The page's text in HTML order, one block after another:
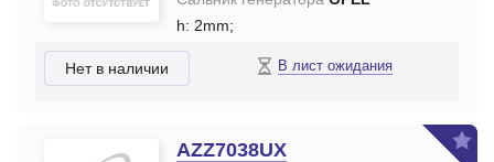
h: 2mm;
Нет в наличии В лист ожидания
AZZ7038UX